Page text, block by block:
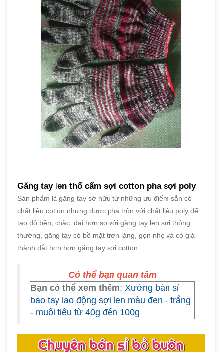
Găng tay len thổ cẩm sợi cotton pha sợi poly
Sản phẩm là găng tay sở hữu từ những ưu điểm sẵn có
chất liệu cotton nhưng được pha trộn với chất liệu poly để
tạo độ bền, chắc, dai hơn so với găng tay len sợi thông
thường, găng tay có bề mặt trơn láng, gọn nhẹ và có giá
thành đắt hơn hơn găng tay sợi cotton
Có thể bạn quan tâm
Bạn có thể xem thêm: Xưởng bán sỉ
bao tay lao động sợi len màu đen - trắng
- muối tiêu từ 40g đến 100g